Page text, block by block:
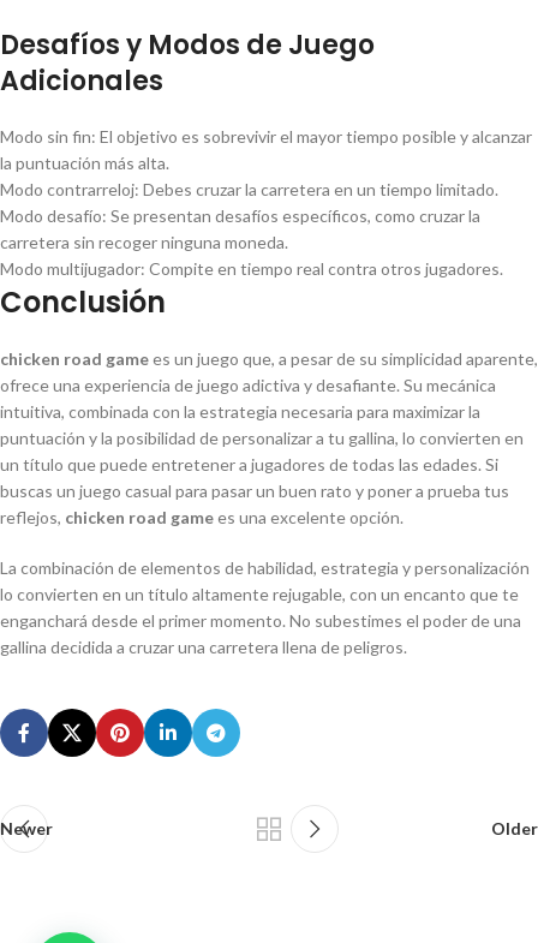
Desafíos y Modos de Juego
Adicionales
Modo sin fin: El objetivo es sobrevivir el mayor tiempo posible y alcanzar
la puntuación más alta.
Modo contrarreloj: Debes cruzar la carretera en un tiempo limitado.
Modo desafío: Se presentan desafíos específicos, como cruzar la
carretera sin recoger ninguna moneda.
Modo multijugador: Compite en tiempo real contra otros jugadores.
Conclusión
chicken road gamees un juego que, a pesar de su simplicidad aparente,
ofrece una experiencia de juego adictiva y desafiante. Su mecánica
intuitiva, combinada con la estrategia necesaria para maximizar la
puntuación y la posibilidad de personalizar a tu gallina, lo convierten en
un título que puede entretener a jugadores de todas las edades. Si
buscas un juego casual para pasar un buen rato y poner a prueba tus
reflejos, chicken road gamees una excelente opción.
La combinación de elementos de habilidad, estrategia y personalización
lo convierten en un título altamente rejugable, con un encanto que te
enganchará desde el primer momento. No subestimes el poder de una
gallina decidida a cruzar una carretera llena de peligros.
Newer Older